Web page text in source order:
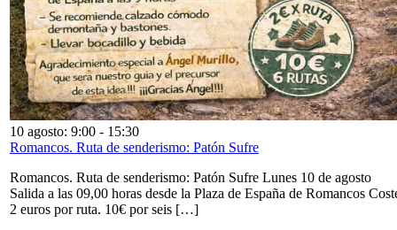
10 agosto: 9:00 - 15:30
Romancos. Ruta de senderismo: Patón Sufre
Romancos. Ruta de senderismo: Patón Sufre Lunes 10 de agosto
Salida a las 09,00 horas desde la Plaza de España de Romancos
2 euros por ruta. 10€ por seis […]